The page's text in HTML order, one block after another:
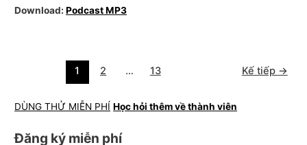
Download:Podcast MP3
1 2 … 13 Kế tiếp →
DÙNG THỬ MIỄN PHÍ Học hỏi thêm về thành viên
Đăng ký miễn phí